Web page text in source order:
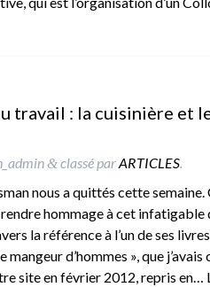
travail : la cuisinière et
&classé parARTICLES.
nous a quittés cette semaine.
rendre hommage à cet
la référence à l’un de ses
mangeur d’hommes », que
site en février 2012, repris en…